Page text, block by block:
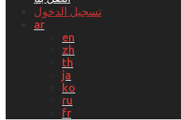
تسجيل الدخول
ar
en
zh
th
ja
ko
ru
fr